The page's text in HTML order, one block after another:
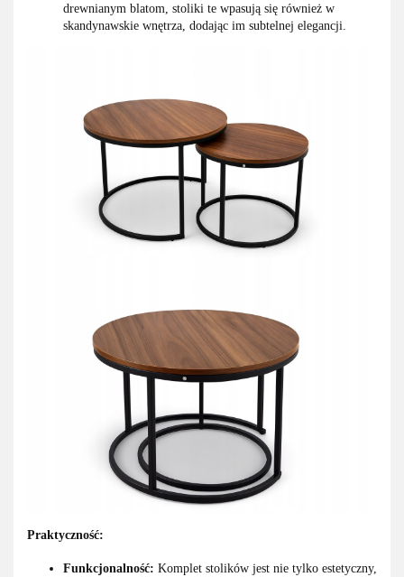
drewnianym blatom, stoliki te wpasują się również w
skandynawskie wnętrza, dodając im subtelnej elegancji.
Praktyczność:
Funkcjonalność: Komplet stolików jest nie tylko estetyczny,